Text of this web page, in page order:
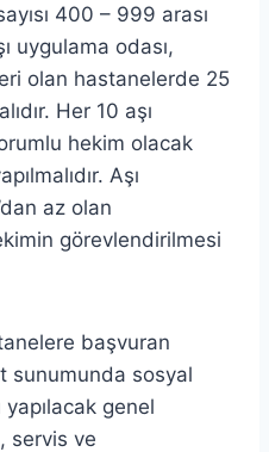
400 – 999 arası
uygulama odası,
olan hastanelerde 25
Her 10 aşı
hekim olacak
Aşı
az olan
görevlendirilmesi
başvuran
sunumunda sosyal
yapılacak genel
servis ve